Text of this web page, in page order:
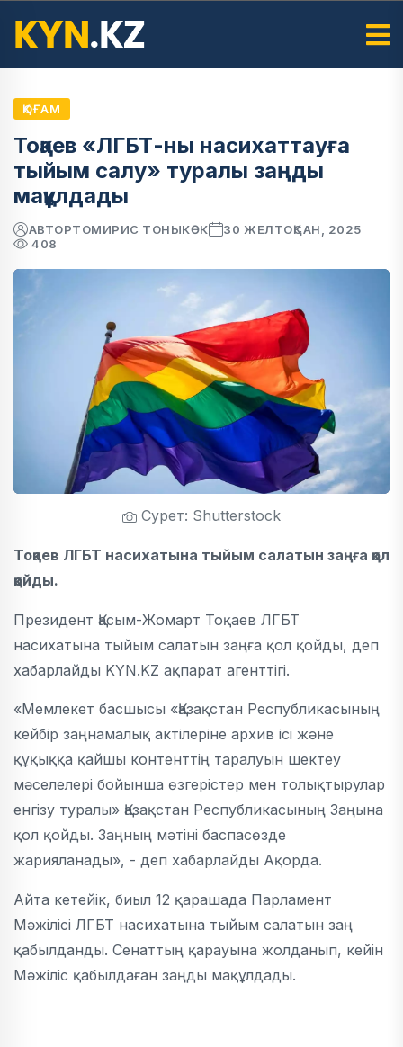
ҚОҒАМ
Тоқаев «ЛГБТ-ны насихаттауға
тыйым салу» туралы заңды
мақұлдады
АВТОРТОМИРИС ТОНЫКӨК
30 ЖЕЛТОҚСАН, 2025
408
Сурет: Shutterstock
Тоқаев ЛГБТ насихатына тыйым салатын заңға қол
қойды.
Президент Қасым-Жомарт Тоқаев ЛГБТ
насихатына тыйым салатын заңға қол қойды, деп
хабарлайды KYN.KZ ақпарат агенттігі.
«Мемлекет басшысы «Қазақстан Республикасының
кейбір заңнамалық актілеріне архив ісі және
құқыққа қайшы контенттің таралуын шектеу
мәселелері бойынша өзгерістер мен толықтырулар
енгізу туралы» Қазақстан Республикасының Заңына
қол қойды. Заңның мәтіні баспасөзде
жарияланады», - деп хабарлайды Ақорда.
Айта кетейік, биыл 12 қарашада Парламент
Мәжілісі ЛГБТ насихатына тыйым салатын заң
қабылданды. Сенаттың қарауына жолданып, кейін
Мәжіліс қабылдаған заңды мақұлдады.